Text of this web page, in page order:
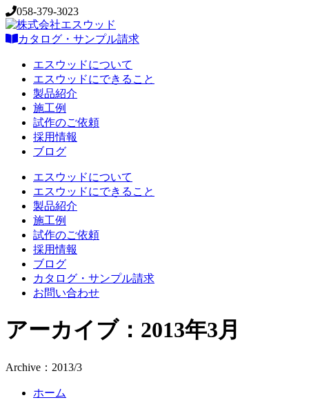
058-379-3023
カタログ・サンプル請求
エスウッドについて
エスウッドにできること
製品紹介
施工例
試作のご依頼
採用情報
ブログ
エスウッドについて
エスウッドにできること
製品紹介
施工例
試作のご依頼
採用情報
ブログ
カタログ・サンプル請求
お問い合わせ
アーカイブ：2013年3月
Archive：2013/3
ホーム